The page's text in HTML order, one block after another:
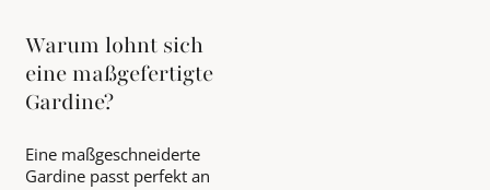
Warum lohnt sich
eine maßgefertigte
Gardine?
Eine maßgeschneiderte
Gardine passt perfekt an